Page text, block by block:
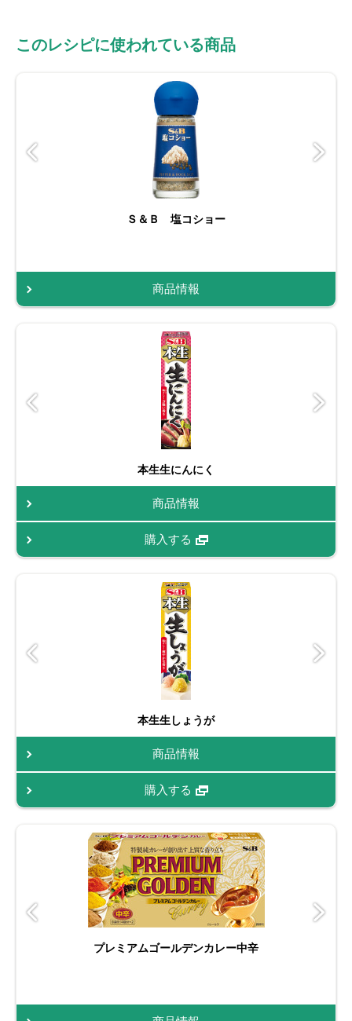
このレシピに使われている商品
Ｓ＆Ｂ 塩コショー
商品情報
本生生にんにく
商品情報
購入する
本生生しょうが
商品情報
購入する
プレミアムゴールデンカレー中辛